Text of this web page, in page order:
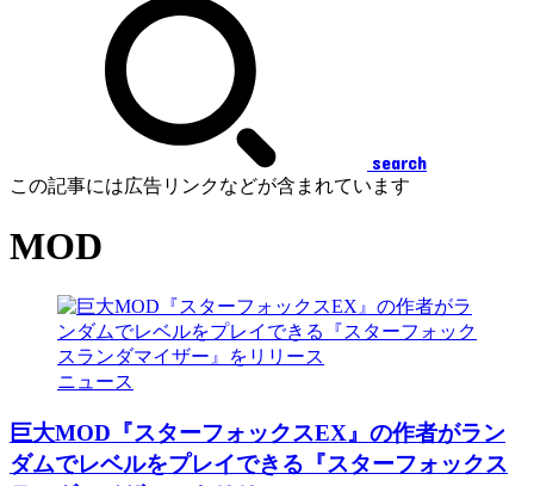
search
この記事には広告リンクなどが含まれています
MOD
ニュース
巨大MOD『スターフォックスEX』の作者がラン
ダムでレベルをプレイできる『スターフォックス